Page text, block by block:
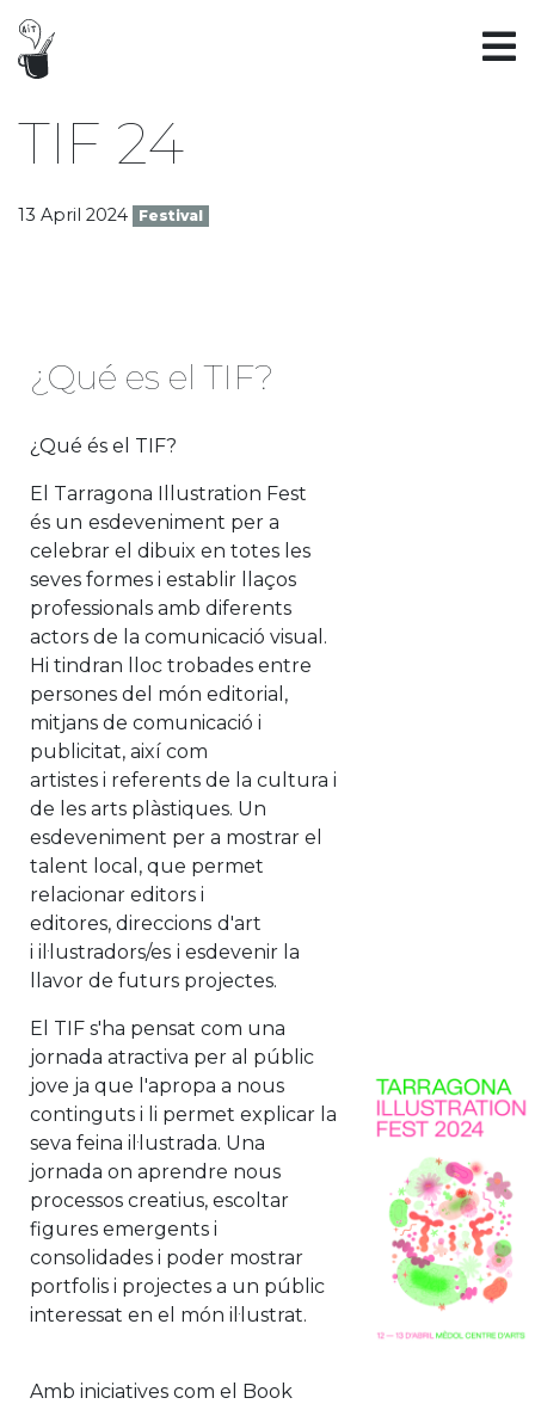
TIF 24
13 April 2024 Festival
¿Qué es el TIF?
¿Qué és el TIF?
El Tarragona Illustration Fest
és un esdeveniment per a
celebrar el dibuix en totes les
seves formes i establir llaços
professionals amb diferents
actors de la comunicació visual.
Hi tindran lloc trobades entre
persones del món editorial,
mitjans de comunicació i
publicitat, així com
artistes i referents de la cultura i
de les arts plàstiques. Un
esdeveniment per a mostrar el
talent local, que permet
relacionar editors i
editores, direccions d'art
i il·lustradors/es i esdevenir la
llavor de futurs projectes.
El TIF s'ha pensat com una
jornada atractiva per al públic
jove ja que l'apropa a nous
continguts i li permet explicar la
seva feina il·lustrada. Una
jornada on aprendre nous
processos creatius, escoltar
figures emergents i
consolidades i poder mostrar
portfolis i projectes a un públic
interessat en el món il·lustrat.
Amb iniciatives com el Book